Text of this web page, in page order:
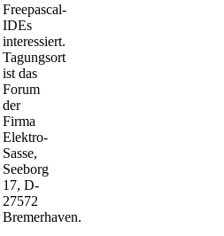
Freepascal-
IDEs
interessiert.
Tagungsort
ist das
Forum
der
Firma
Elektro-
Sasse,
Seeborg
17, D-
27572
Bremerhaven.